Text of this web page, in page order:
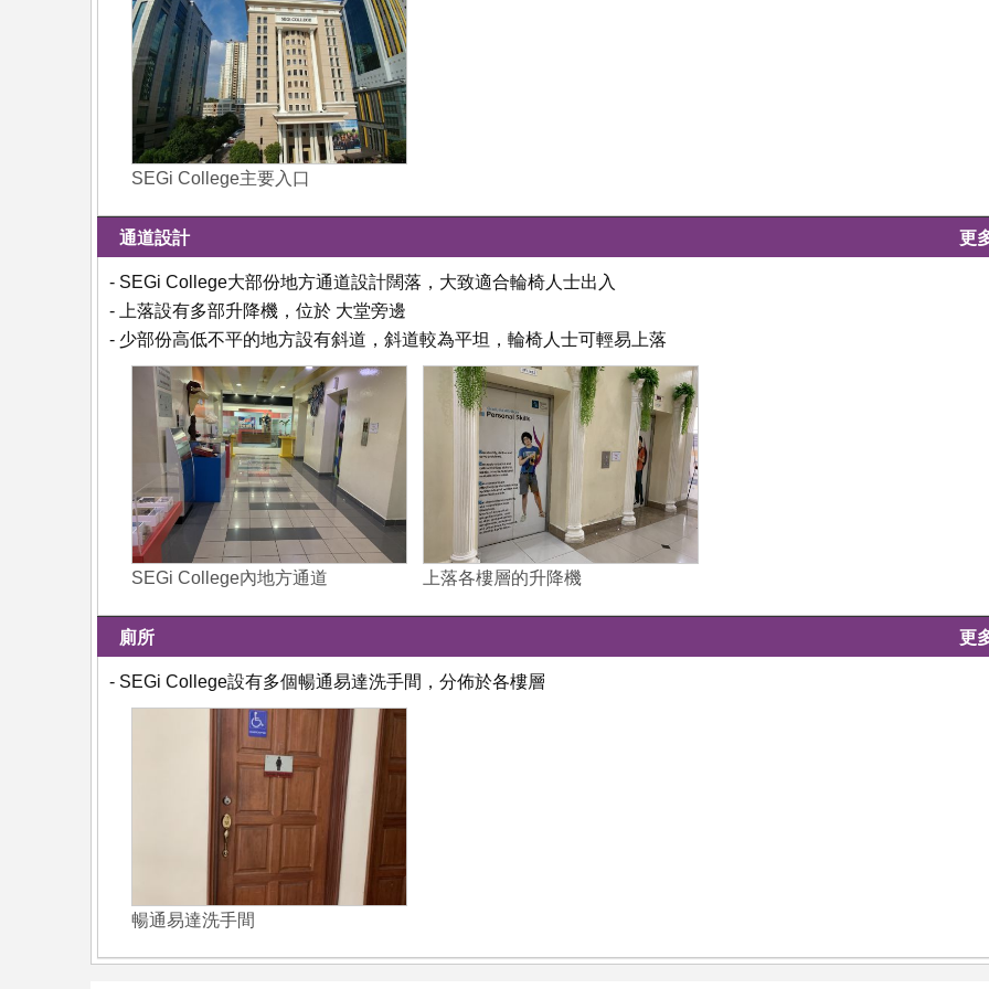
SEGi College主要入口
通道設計 更
- SEGi College大部份地方通道設計闊落，大致適合輪椅人士出入
- 上落設有多部升降機，位於 大堂旁邊
- 少部份高低不平的地方設有斜道，斜道較為平坦，輪椅人士可輕易上落
SEGi College內地方通道 上落各樓層的升降機
廁所 更
- SEGi College設有多個暢通易達洗手間，分佈於各樓層
暢通易達洗手間